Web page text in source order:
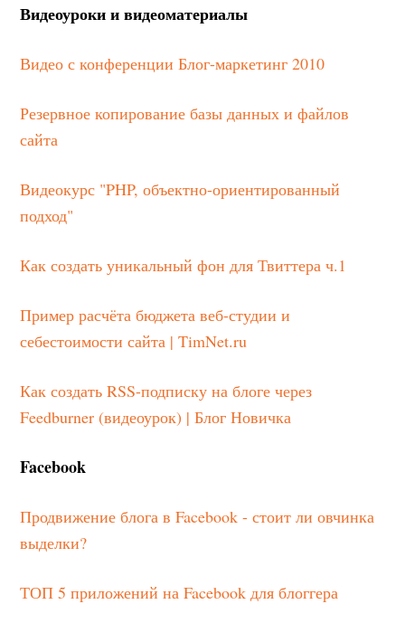
Видеоуроки и видеоматериалы
Видео с конференции Блог-маркетинг 2010
Резервное копирование базы данных и файлов
сайта
Видеокурс "PHP, объектно-ориентированный
подход"
Как создать уникальный фон для Твиттера ч.1
Пример расчёта бюджета веб-студии и
себестоимости сайта | TimNet.ru
Как создать RSS-подписку на блоге через
Feedburner (видеоурок) | Блог Новичка
Facebook
Продвижение блога в Facebook - стоит ли овчинка
выделки?
ТОП 5 приложений на Facebook для блоггера